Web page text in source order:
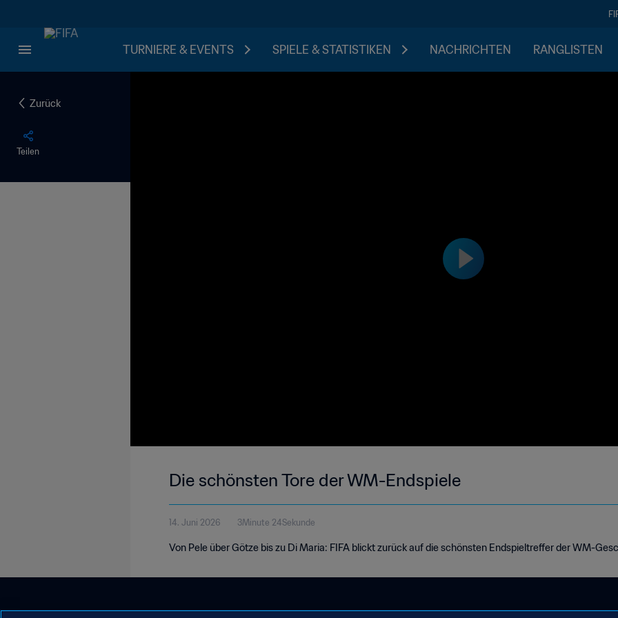
TURNIERE & EVENTS SPIELE & STATISTIKEN NACHRICHTEN RANGLISTEN
Zurück
Teilen
Die schönsten Tore der WM-Endspiele
14. Juni 2026 3Minute 24Sekunde
Von Pele über Götze bis zu Di Maria: FIFA blickt zurück auf die schönsten Endspieltreffer der WM-